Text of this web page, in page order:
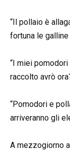
“Il pollaio è
fortuna le
“I miei pomodori
raccolto avrò
“Pomodori e
arriveranno gli
A mezzogiorno